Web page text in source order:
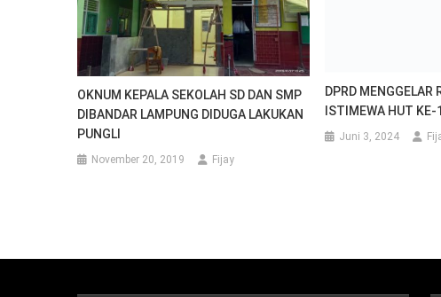
OKNUM KEPALA SEKOLAH SD DAN SMP
DIBANDAR LAMPUNG DIDUGA LAKUKAN
PUNGLI
November 20, 2019 Fijay